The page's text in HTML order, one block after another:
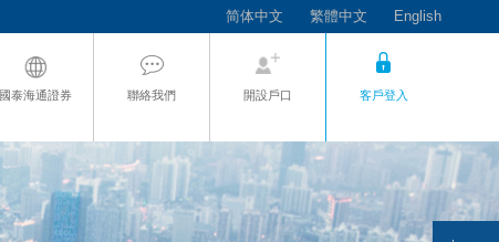
简体中文 繁體中文 English
國泰海通證券 聯絡我們 開設戶口 客戶登入